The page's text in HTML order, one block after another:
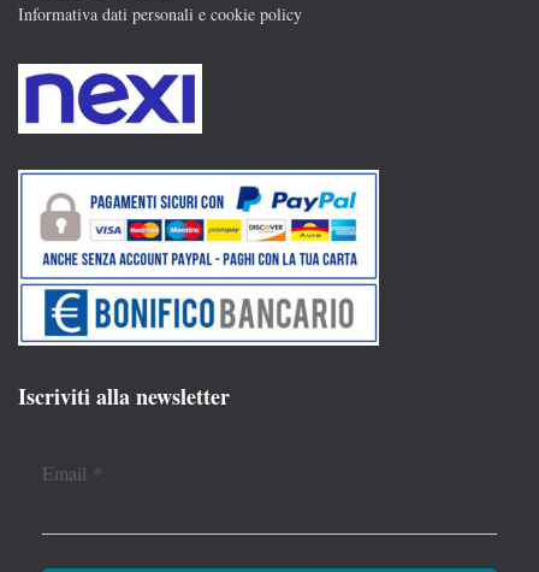
Informativa dati personali e cookie policy
Iscriviti alla newsletter
Email *